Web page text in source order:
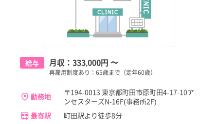
給与 月収： 333,000円 〜
再雇用制度あり：65歳まで（定年60歳）
勤務地
〒194-0013 東京都町田市原町田4-17-10ア
ンセスターズN-16F(事務所2F)
最寄駅
町田駅より徒歩8分